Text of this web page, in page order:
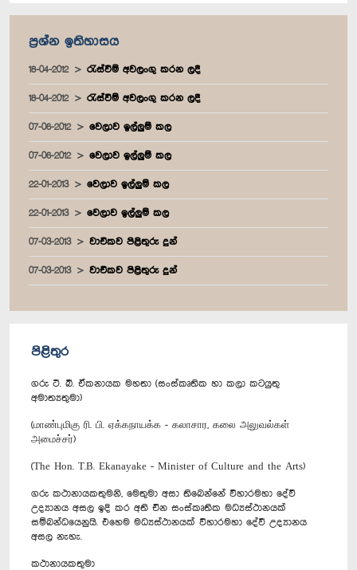
ප්‍රශ්න ඉතිහාසය
18-04-2012 රැස්වීම් අවලංගු කරන ලදී
18-04-2012 රැස්වීම් අවලංගු කරන ලදී
07-06-2012 වෙලාව ඉල්ලුම් කල
07-06-2012 වෙලාව ඉල්ලුම් කල
22-01-2013 වෙලාව ඉල්ලුම් කල
22-01-2013 වෙලාව ඉල්ලුම් කල
07-03-2013 වාචිකව පිළිතුරු දුන්
07-03-2013 වාචිකව පිළිතුරු දුන්
පිළිතුර
ගරු ටී. බී. ඒකනායක මහතා (සංස්කෘතික හා කලා කටයුතු
අමාත්‍යතුමා)
(மாண்புமிகு ரி. பி. ஏக்கநாயக்க - கலாசார, கலை அலுவல்கள்
அமைச்சர்)
(The Hon. T.B. Ekanayake - Minister of Culture and the Arts)
ගරු කථානායකතුමනි, මෙතුමා අසා තිබෙන්නේ විහාරමහා දේවී
උද්‍යානය අසල ඉදි කර අති චීන සංස්කෘතික මධ්‍යස්ථානයක්
සම්බන්ධයෙනුයි. එහෙම මධ්‍යස්ථානයක් විහාරමහා දේවී උද්‍යානය
අසල නැහැ.
කථානායකතුමා